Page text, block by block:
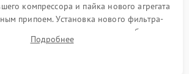
компрессора и пайка нового агрегата
припоем. Установка нового фильтра-
изношенных вентиляторов обдува,
или поврежденных дверных петель.
Подробнее